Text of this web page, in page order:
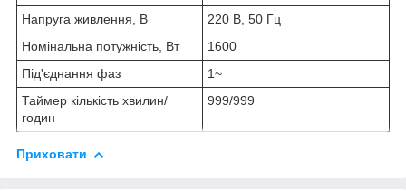
Напруга живлення, В
220 В, 50 Гц
Номінальна потужність, Вт
1600
Під'єднання фаз
1~
Таймер кількість хвилин/
годин
999/999
Приховати